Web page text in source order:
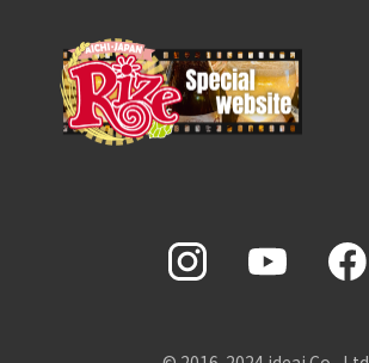
0561-78-3066